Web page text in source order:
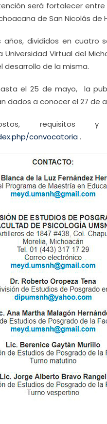
será fortalecer
de San Nicolás de
divididos en cuatro
Virtual del
desarrollo de la misma.
el 25 de mayo, la
dados a conocer el 27 de
convocatoria.